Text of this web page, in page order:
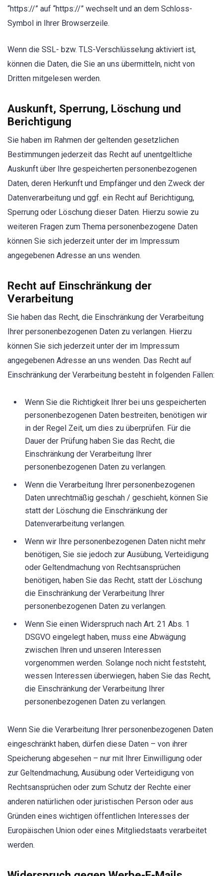
“https://” auf “https://” wechselt und an dem Schloss-
Symbol in Ihrer Browserzeile.
Wenn die SSL- bzw. TLS-Verschlüsselung aktiviert ist,
können die Daten, die Sie an uns übermitteln, nicht von
Dritten mitgelesen werden.
Auskunft, Sperrung, Löschung und
Berichtigung
Sie haben im Rahmen der geltenden gesetzlichen
Bestimmungen jederzeit das Recht auf unentgeltliche
Auskunft über Ihre gespeicherten personenbezogenen
Daten, deren Herkunft und Empfänger und den Zweck der
Datenverarbeitung und ggf. ein Recht auf Berichtigung,
Sperrung oder Löschung dieser Daten. Hierzu sowie zu
weiteren Fragen zum Thema personenbezogene Daten
können Sie sich jederzeit unter der im Impressum
angegebenen Adresse an uns wenden.
Recht auf Einschränkung der
Verarbeitung
Sie haben das Recht, die Einschränkung der Verarbeitung
Ihrer personenbezogenen Daten zu verlangen. Hierzu
können Sie sich jederzeit unter der im Impressum
angegebenen Adresse an uns wenden. Das Recht auf
Einschränkung der Verarbeitung besteht in folgenden Fällen:
Wenn Sie die Richtigkeit Ihrer bei uns gespeicherten
personenbezogenen Daten bestreiten, benötigen wir
in der Regel Zeit, um dies zu überprüfen. Für die
Dauer der Prüfung haben Sie das Recht, die
Einschränkung der Verarbeitung Ihrer
personenbezogenen Daten zu verlangen.
Wenn die Verarbeitung Ihrer personenbezogenen
Daten unrechtmäßig geschah / geschieht, können Sie
statt der Löschung die Einschränkung der
Datenverarbeitung verlangen.
Wenn wir Ihre personenbezogenen Daten nicht mehr
benötigen, Sie sie jedoch zur Ausübung, Verteidigung
oder Geltendmachung von Rechtsansprüchen
benötigen, haben Sie das Recht, statt der Löschung
die Einschränkung der Verarbeitung Ihrer
personenbezogenen Daten zu verlangen.
Wenn Sie einen Widerspruch nach Art. 21 Abs. 1
DSGVO eingelegt haben, muss eine Abwägung
zwischen Ihren und unseren Interessen
vorgenommen werden. Solange noch nicht feststeht,
wessen Interessen überwiegen, haben Sie das Recht,
die Einschränkung der Verarbeitung Ihrer
personenbezogenen Daten zu verlangen.
Wenn Sie die Verarbeitung Ihrer personenbezogenen Daten
eingeschränkt haben, dürfen diese Daten – von ihrer
Speicherung abgesehen – nur mit Ihrer Einwilligung oder
zur Geltendmachung, Ausübung oder Verteidigung von
Rechtsansprüchen oder zum Schutz der Rechte einer
anderen natürlichen oder juristischen Person oder aus
Gründen eines wichtigen öffentlichen Interesses der
Europäischen Union oder eines Mitgliedstaats verarbeitet
werden.